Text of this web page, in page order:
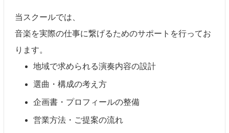
当スクールでは、
音楽を実際の仕事に繋げるためのサポートを行ってお
ります。
地域で求められる演奏内容の設計
選曲・構成の考え方
企画書・プロフィールの整備
営業方法・ご提案の流れ